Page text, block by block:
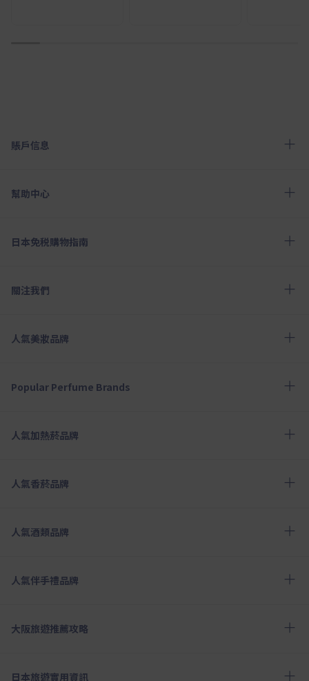
賬戶信息
幫助中心
日本免税購物指南
關注我們
人氣美妝品牌
Popular Perfume Brands
人氣加熱菸品牌
人氣香菸品牌
人氣酒類品牌
人氣伴手禮品牌
大阪旅遊推薦攻略
日本旅遊實用資訊